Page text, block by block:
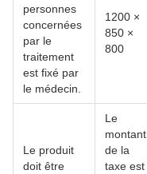
personnes
concernées
par le
traitement
est fixé par
le médecin.
1200 ×
850 ×
800
Le produit
doit être
Le
montant
de la
taxe est